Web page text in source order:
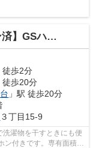
ハイム西荻窪
徒歩2分
徒歩20分
」駅 徒歩20分
３丁目15-9
濯物を干すときにも便
ン付きです。専有面積